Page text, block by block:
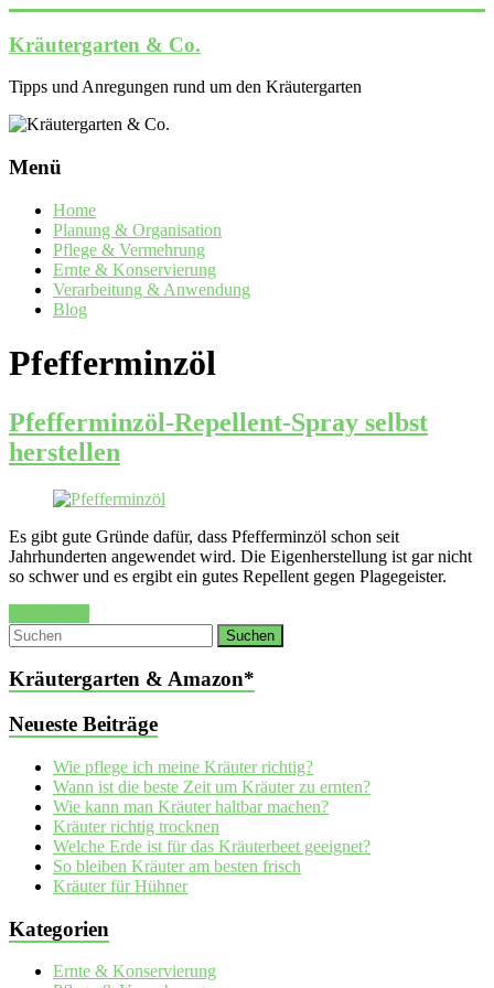
Inhalt
springen
Kräutergarten & Co.
Tipps und Anregungen rund um den Kräutergarten
Menü
Home
Planung & Organisation
Pflege & Vermehrung
Ernte & Konservierung
Verarbeitung & Anwendung
Blog
Pfefferminzöl
Pfefferminzöl-Repellent-Spray selbst
herstellen
Es gibt gute Gründe dafür, dass Pfefferminzöl schon seit
Jahrhunderten angewendet wird. Die Eigenherstellung ist gar nicht
so schwer und es ergibt ein gutes Repellent gegen Plagegeister.
Kräutergarten & Amazon*
Neueste Beiträge
Wie pflege ich meine Kräuter richtig?
Wann ist die beste Zeit um Kräuter zu ernten?
Wie kann man Kräuter haltbar machen?
Kräuter richtig trocknen
Welche Erde ist für das Kräuterbeet geeignet?
So bleiben Kräuter am besten frisch
Kräuter für Hühner
Kategorien
Ernte & Konservierung